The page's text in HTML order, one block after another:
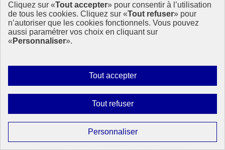
Cliquez sur «Tout accepter» pour consentir à l’utilisation
de tous les cookies. Cliquez sur «Tout refuser» pour
n’autoriser que les cookies fonctionnels. Vous pouvez
aussi paramétrer vos choix en cliquant sur
« Personnaliser».
Tout accepterAutoriser
tous
Tout refuserInterdire
tous
PersonnaliserParamétrer
les
bonnes pratiques de mise en œuvre de l’Agenda
2030
Le Département des affaires économiques et sociales des Nations
Unies a lancé un appel à soumission pour les bonnes pratiques, les
l’Agenda 2030 du 2 décembre 2020 au 14 mars 2021.
S’appuyer sur l’éducation et la formation tout au long de la vie